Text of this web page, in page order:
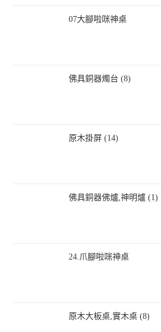
07大腳啦咪神桌
佛具銅器燭台 (8)
原木掛屏 (14)
佛具銅器佛爐,神明爐 (1)
24.爪腳啦咪神桌
原木大板桌,實木桌 (8)